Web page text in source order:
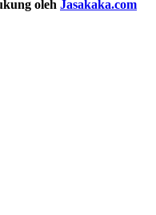
oleh Jasakaka.com